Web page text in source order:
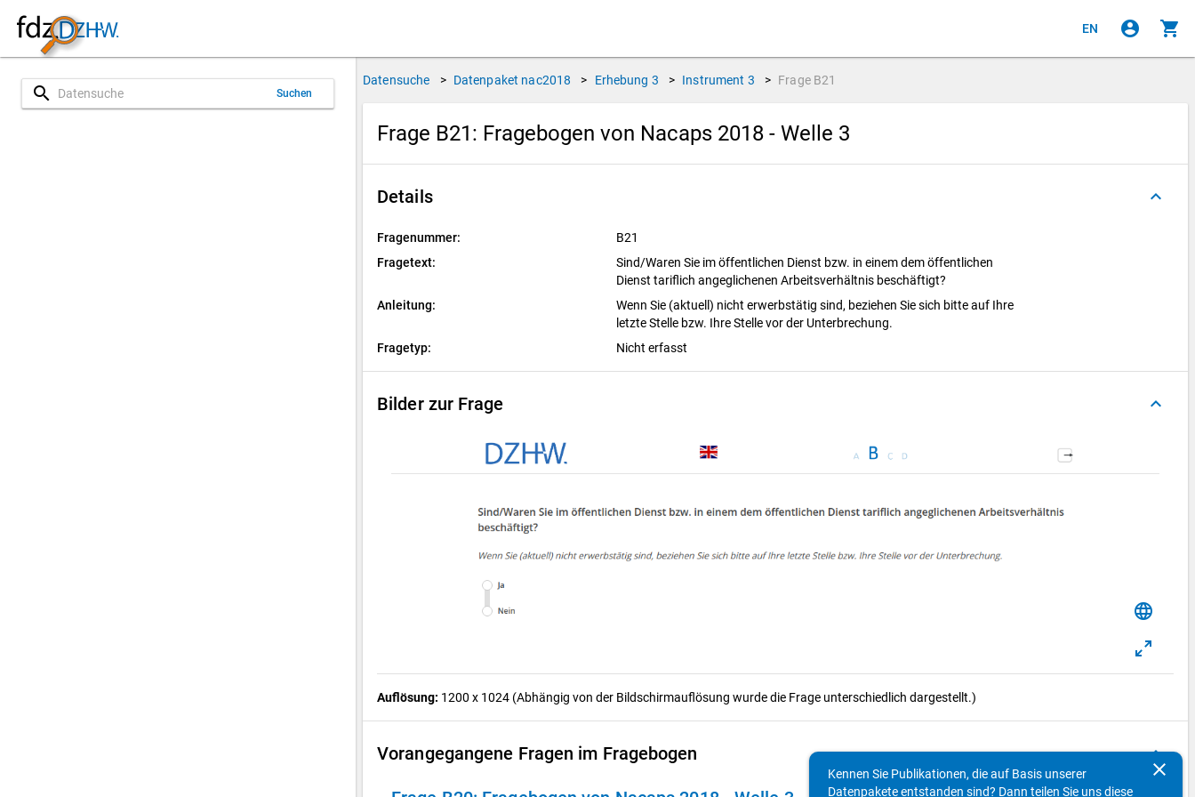
EN account_circle shopping_cart
search Suchen
Datensuche > Datenpaket nac2018 > Erhebung 3 > Instrument 3 > Frage B21
Frage B21: Fragebogen von Nacaps 2018 - Welle 3
Details keyboard_arrow_up
Fragenummer:
B21
Fragetext:
Sind/Waren Sie im öffentlichen Dienst bzw. in einem dem öffentlichen
Dienst tariflich angeglichenen Arbeitsverhältnis beschäftigt?
Anleitung:
Wenn Sie (aktuell) nicht erwerbstätig sind, beziehen Sie sich bitte auf Ihre
letzte Stelle bzw. Ihre Stelle vor der Unterbrechung.
Fragetyp:
Nicht erfasst
Bilder zur Frage keyboard_arrow_up
language
Auflösung: 1200 x 1024 (Abhängig von der Bildschirmauflösung wurde die Frage unterschiedlich dargestellt.)
Vorangegangene Fragen im Fragebogen keyboard_arrow_up
clear
Kennen Sie Publikationen, die auf Basis unserer
Datenpakete entstanden sind? Dann teilen Sie uns diese